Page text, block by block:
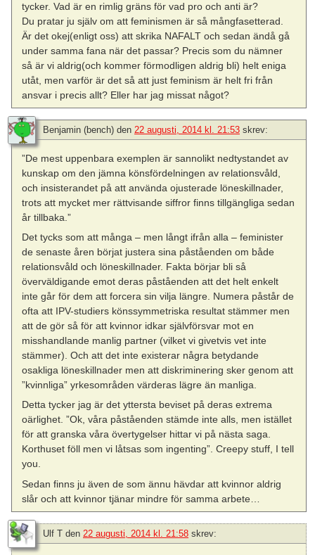
tycker. Vad är en rimlig gräns för vad pro och anti är?
Du pratar ju själv om att feminismen är så mångfasetterad.
Är det okej(enligt oss) att skrika NAFALT och sedan ändå gå
under samma fana när det passar? Precis som du nämner
så är vi aldrig(och kommer förmodligen aldrig bli) helt eniga
utåt, men varför är det så att just feminism är helt fri från
ansvar i precis allt? Eller har jag missat något?
Benjamin (bench) den 22 augusti, 2014 kl. 21:53 skrev:
”De mest uppenbara exemplen är sannolikt nedtystandet av
kunskap om den jämna könsfördelningen av relationsvåld,
och insisterandet på att använda ojusterade löneskillnader,
trots att mycket mer rättvisande siffror finns tillgängliga sedan
år tillbaka.”
Det tycks som att många – men långt ifrån alla – feminister
de senaste åren börjat justera sina påståenden om både
relationsvåld och löneskillnader. Fakta börjar bli så
överväldigande emot deras påståenden att det helt enkelt
inte går för dem att forcera sin vilja längre. Numera påstår de
ofta att IPV-studiers könssymmetriska resultat stämmer men
att de gör så för att kvinnor idkar självförsvar mot en
misshandlande manlig partner (vilket vi givetvis vet inte
stämmer). Och att det inte existerar några betydande
osakliga löneskillnader men att diskriminering sker genom att
”kvinnliga” yrkesområden värderas lägre än manliga.
Detta tycker jag är det yttersta beviset på deras extrema
oärlighet. ”Ok, våra påståenden stämde inte alls, men istället
för att granska våra övertygelser hittar vi på nästa saga.
Korthuset föll men vi låtsas som ingenting”. Creepy stuff, I tell
you.
Sedan finns ju även de som ännu hävdar att kvinnor aldrig
slår och att kvinnor tjänar mindre för samma arbete…
Ulf T den 22 augusti, 2014 kl. 21:58 skrev: